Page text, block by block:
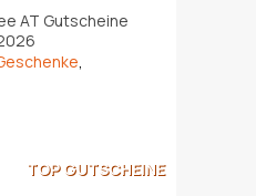
AT Gutscheine
,
TOPGUTSCHEINE